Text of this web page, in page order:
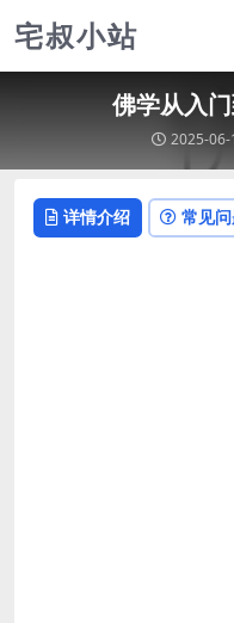
宅叔小站
佛学从入
2025-06-
详情介绍 常见